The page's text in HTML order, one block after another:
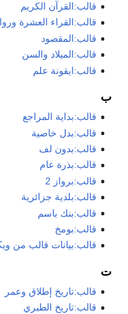
قالب:القرآن الكريم
قالب:القراء العشرة
قالب:المقصود
قالب:الميلاد والسن
قالب:ايقونة علم
ب
قالب:بداية المراجع
قالب:بدل خاصية
قالب:بدون لف
قالب:بذرة عام
قالب:برواز 2
قالب:بلدية جزائرية
قالب:بنك باسم
قالب:بومخ
قالب:بيانات قالب من
ت
قالب:تاريخ إطلاق وعمر
قالب:تاريخ الطبري